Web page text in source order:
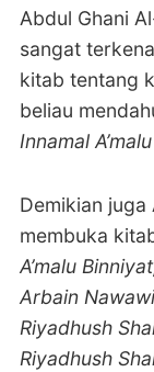
Abdul Ghani
sangat
kitab tentang
beliau
Innamal
Demikian juga
membuka
A’malu
Arbain
Riyadhush
Riyadhush